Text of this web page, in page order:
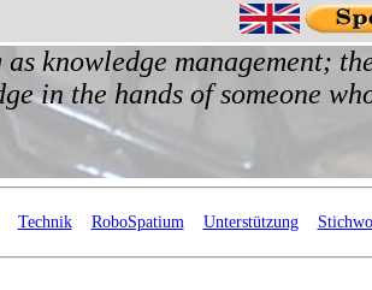
Technik RoboSpatium Unterstützung